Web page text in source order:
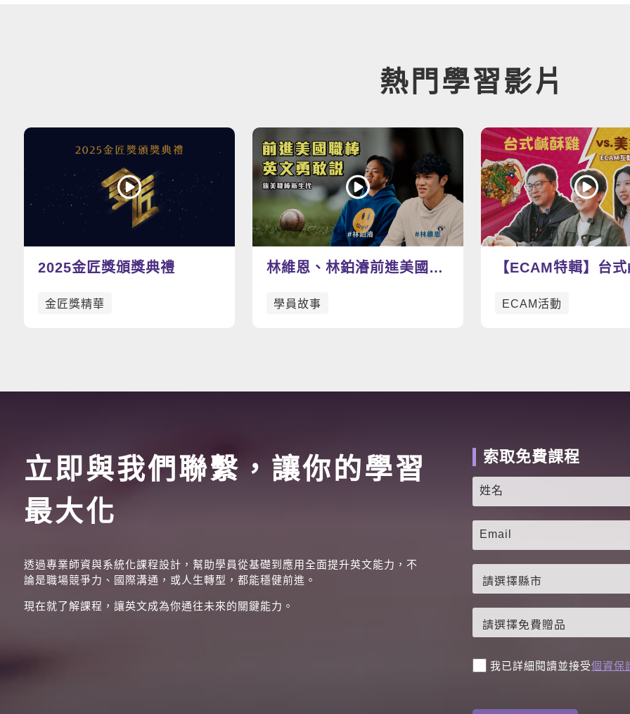
熱門學習影片
2025金匠獎頒獎典禮
金匠獎精華
林維恩、林鉑濬前進美國職
學員故事
【ECAM特輯】台
哪一道呢？🍗
ECAM活動
立即與我們聯繫，讓你的學習
最大化
透過專業師資與系統化課程設計，幫助學員從基礎到應用全面提升英文能力，不
論是職場競爭力、國際溝通，或人生轉型，都能穩健前進。
現在就了解課程，讓英文成為你通往未來的關鍵能力。
索取免費課程
我已詳細閱讀並接受個資保